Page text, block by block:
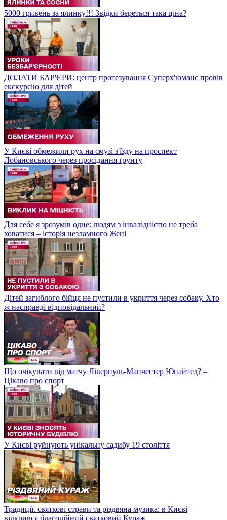
5000 гривень за ялинку!!! Звідки береться така ціна?
ДОЛАТИ БАР'ЄРИ: центр протезування Суперх'юманс провів
екскурсію для дітей
У Києві обмежили рух на смузі з'їзду на проспект
Лобановського через просідання ґрунту
Для себе я зрозумів одне: людям з інвалідністю не треба
ховатися – історія незламного Жені
Дітей загиблого бійця не пустили в укриття через собаку. Хто
ж насправді відповідальний?
Що очікувати від матчу Ліверпуль-Манчестер Юнайтед? –
Цікаво про спорт
У Києві руйнують унікальну садибу 19 століття
Традиції. святкові страви та різдвяна музика: в Києві
відкрився благодійний святковий Кураж